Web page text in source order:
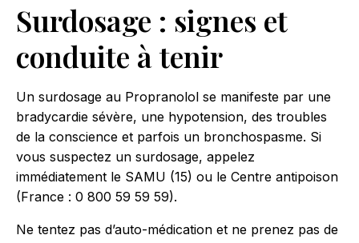
Surdosage : signes et
conduite à tenir
Un surdosage au Propranolol se manifeste par une
bradycardie sévère, une hypotension, des troubles
de la conscience et parfois un bronchospasme. Si
vous suspectez un surdosage, appelez
immédiatement le SAMU (15) ou le Centre antipoison
(France : 0 800 59 59 59).
Ne tentez pas d’auto-médication et ne prenez pas de